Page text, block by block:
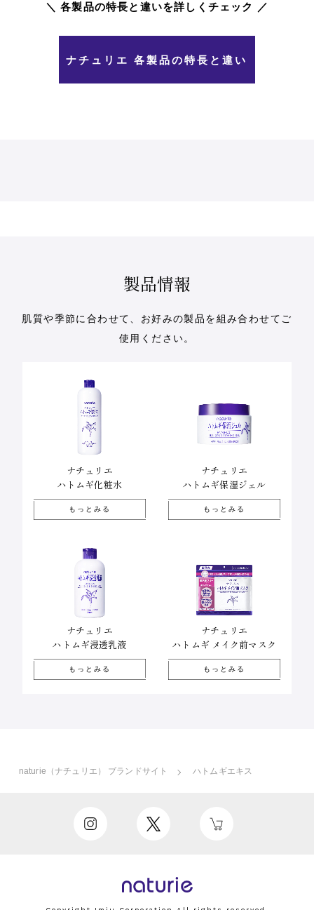
＼ 各製品の特長と違いを詳しくチェック ／
ナチュリエ 各製品の特長と違い
製品情報
肌質や季節に合わせて、お好みの製品を組み合わせてご
使用ください。
ナチュリエ
ハトムギ化粧水
もっとみる
ナチュリエ
ハトムギ保湿ジェル
もっとみる
ナチュリエ
ハトムギ浸透乳液
もっとみる
ナチュリエ
ハトムギ メイク前マスク
もっとみる
naturie（ナチュリエ） ブランドサイト ハトムギエキス